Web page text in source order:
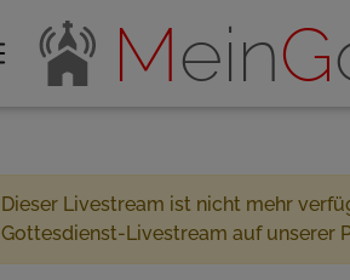
MeinG
Dieser Livestream ist nicht mehr
Gottesdienst-Livestream auf unserer